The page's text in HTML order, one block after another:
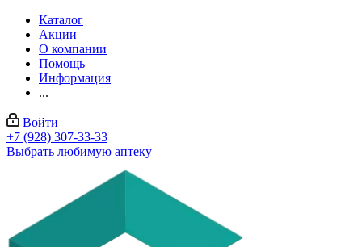
Каталог
Акции
О компании
Помощь
Информация
...
Войти
+7 (928) 307-33-33
Выбрать любимую аптеку